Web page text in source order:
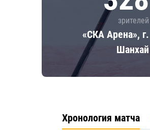
зрителей
«СКА Арена», г.
Шанхай
Хронология матча